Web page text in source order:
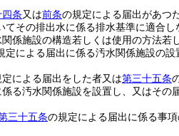
条又は前条の規定による届出があつ
てその排出水に係る排水基準に適合
係施設の構造若しくは使用の方法若
定による届出に係る汚水関係施設の設
による届出をした者又は第三十五条
る汚水関係施設を設置し、又はそ
三十五条の規定による届出に係る事